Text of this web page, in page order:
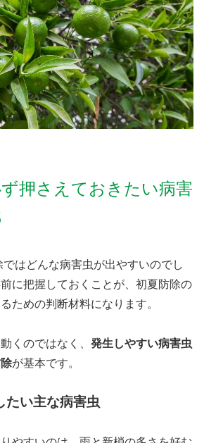
押さえておきたい病害
はどんな病害虫が出やすいのでし
に把握しておくことが、初夏防除の
ための判断材料になります。
くのではなく、 発生しやすい病害虫
が基本です。
たい主な病害虫